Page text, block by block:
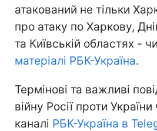
атакований не тільки
про атаку по Харкову,
та Київській областях -
матеріалі РБК-Україна.
Термінові та важливі
війну Росії проти
каналі РБК-Україна в